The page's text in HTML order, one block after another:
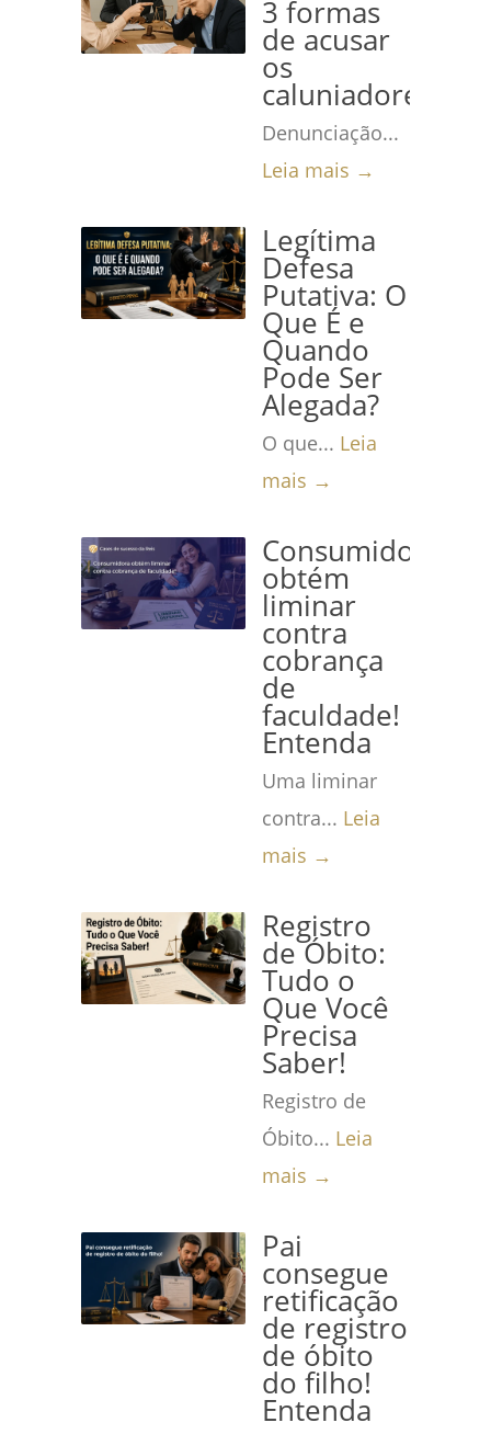
3 formas
de acusar
os
caluniadores
Denunciação...
Leia mais →
Legítima
Defesa
Putativa: O
Que É e
Quando
Pode Ser
Alegada?
O que... Leia
mais →
Consumidora
obtém
liminar
contra
cobrança
de
faculdade!
Entenda
Uma liminar
contra... Leia
mais →
Registro
de Óbito:
Tudo o
Que Você
Precisa
Saber!
Registro de
Óbito... Leia
mais →
Pai
consegue
retificação
de registro
de óbito
do filho!
Entenda